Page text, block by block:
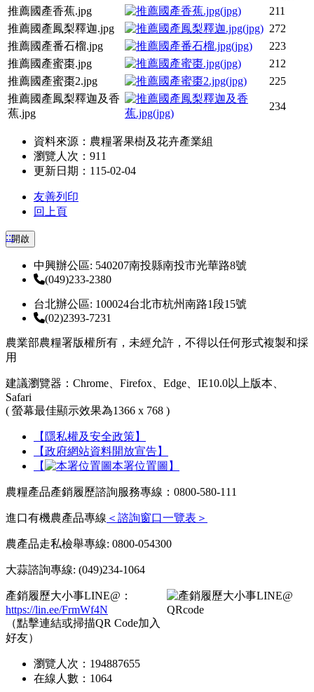
推薦國產香蕉.jpg
211
推薦國產鳳梨釋迦.jpg
272
推薦國產番石榴.jpg
223
推薦國產蜜棗.jpg
212
推薦國產蜜棗2.jpg
225
推薦國產鳳梨釋迦及香
蕉.jpg
234
資料來源：農糧署果樹及花卉產業組
瀏覽人次：911
更新日期：115-02-04
友善列印
回上頁
:::開啟
中興辦公區: 540207南投縣南投市光華路8號
(049)233-2380
台北辦公區: 100024台北市杭州南路1段15號
(02)2393-7231
農業部農糧署版權所有，未經允許，不得以任何形式複製和採
用
建議瀏覽器：Chrome、Firefox、Edge、IE10.0以上版本、
Safari
( 螢幕最佳顯示效果為1366 x 768 )
【隱私權及安全政策】
【政府網站資料開放宣告】
【
本署位置圖】
農糧產品產銷履歷諮詢服務專線：0800-580-111
進口有機農產品專線 ＜諮詢窗口一覽表＞
農產品走私檢舉專線: 0800-054300
大蒜諮詢專線: (049)234-1064
產銷履歷大小事LINE@：
https://lin.ee/FrmWf4N
（點擊連結或掃描QR Code加入
好友）
瀏覽人次： 194887655
在線人數： 1064